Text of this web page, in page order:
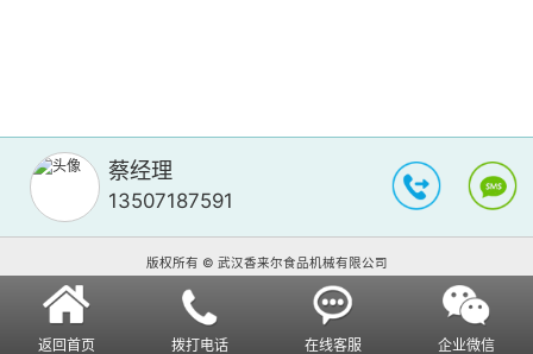
蔡经理
13507187591
版权所有 © 武汉香来尔食品机械有限公司
返回首页 拨打电话 在线客服 企业微信